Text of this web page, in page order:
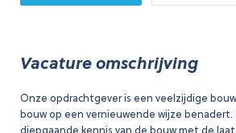
Vacature omschrijving
Onze opdrachtgever is een veelzijdige
bouw op een vernieuwende wijze benadert.